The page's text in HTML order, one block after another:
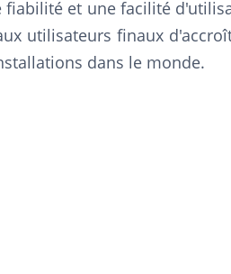
et une facilité
utilisateurs finaux
dans le monde.